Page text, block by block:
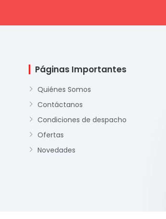
Páginas Importantes
Quiénes Somos
Contáctanos
Condiciones de despacho
Ofertas
Novedades